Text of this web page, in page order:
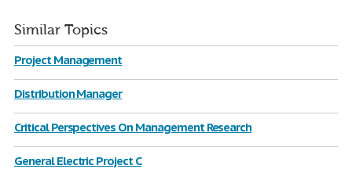
Similar Topics
Project Management
Distribution Manager
Critical Perspectives On Management Research
General Electric Project C